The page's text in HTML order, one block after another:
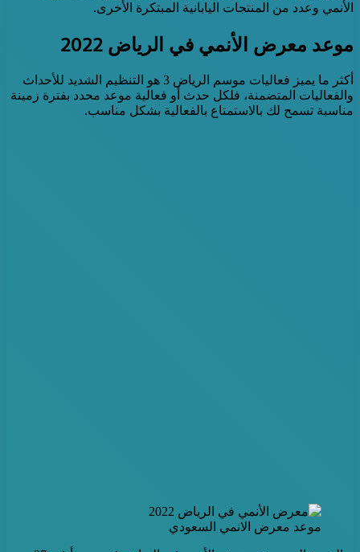
الأنمي وعدد من المنتجات اليابانية المبتكرة الأخرى.
موعد معرض الأنمي في الرياض 2022
أكثر ما يميز فعاليات موسم الرياض 3 هو التنظيم الشديد للأحداث
والفعاليات المتضمنة، فلكل حدث أو فعالية موعد محدد بفترة زمينة
مناسبة تسمح لك بالاستمتاع بالفعالية بشكل مناسب.
موعد معرض الانمي السعودي